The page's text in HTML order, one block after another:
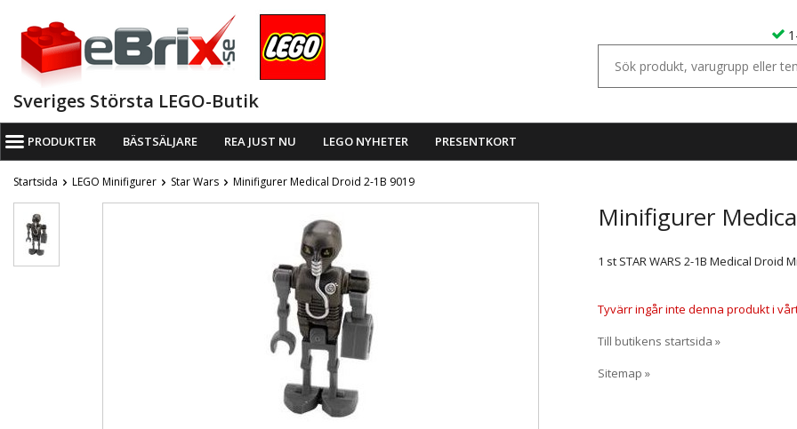
Sveriges Största LEGO-Butik
PRODUKTER BÄSTSÄLJARE REA JUST NU LEGO NYHETER PRESENTKORT
Startsida LEGO Minifigurer Star Wars Minifigurer Medical Droid 2-1B 9019
Minifigurer
1 st STAR WARS 2-1B Medical Droid
Tyvärr ingår inte denna produkt i
Till butikens startsida »
Sitemap »